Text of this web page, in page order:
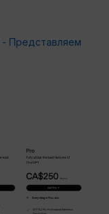
- Представляем